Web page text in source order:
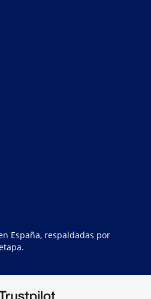
España, respaldadas por